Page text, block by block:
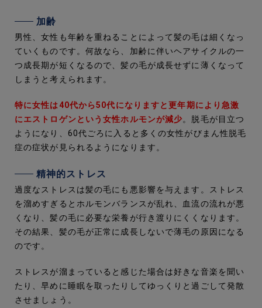
加齢
男性、女性も年齢を重ねることによって髪の毛は細くなっ
ていくものです。何故なら、加齢に伴いヘアサイクルの一
つ成長期が短くなるので、髪の毛が成長せずに薄くなって
しまうと考えられます。
特に女性は40代から50代になりますと更年期により急激
にエストロゲンという女性ホルモンが減少。脱毛が目立つ
ようになり、60代ごろに入ると多くの女性がびまん性脱毛
症の症状が見られるようになります。
精神的ストレス
過度なストレスは髪の毛にも悪影響を与えます。ストレス
を溜めすぎるとホルモンバランスが乱れ、血流の流れが悪
くなり、髪の毛に必要な栄養が行き渡りにくくなります。
その結果、髪の毛が正常に成長しないで薄毛の原因になる
のです。
ストレスが溜まっていると感じた場合は好きな音楽を聞い
たり、早めに睡眠を取ったりしてゆっくりと過ごして発散
させましょう。